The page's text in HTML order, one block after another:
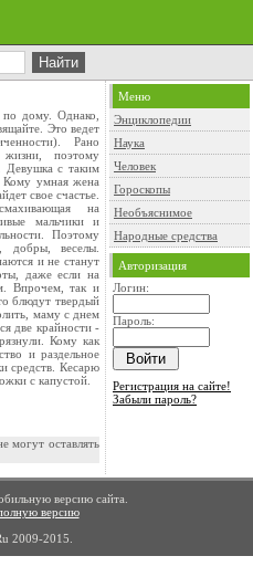
дому. Однако,
Это ведет
Рано
жизни, поэтому
Девушка с таким
Кому умная жена
свое счастье.
на
мальчики и
Поэтому
веселы.
и не станут
даже если на
Впрочем, так и
блюдут твердый
маму с днем
две крайности -
Кому как
и раздельное
средств. Кесарю
с капустой.
могут оставлять
Меню
Энциклопедии
Наука
Человек
Гороскопы
Необъяснимое
Народные средства
Авторизация
Логин:
Пароль:
Регистрация на сайте!
Забыли пароль?
версию сайта.
версию
2009-2015.